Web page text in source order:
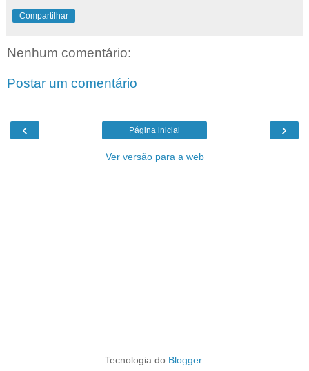
Compartilhar
Nenhum comentário:
Postar um comentário
‹ ›
Página inicial
Ver versão para a web
Tecnologia do Blogger.